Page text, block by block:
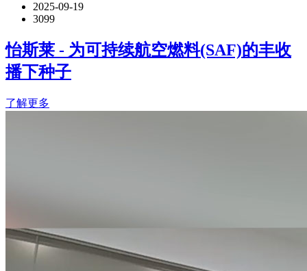
2025-09-19
3099
怡斯莱 - 为可持续航空燃料(SAF)的丰收
播下种子
了解更多